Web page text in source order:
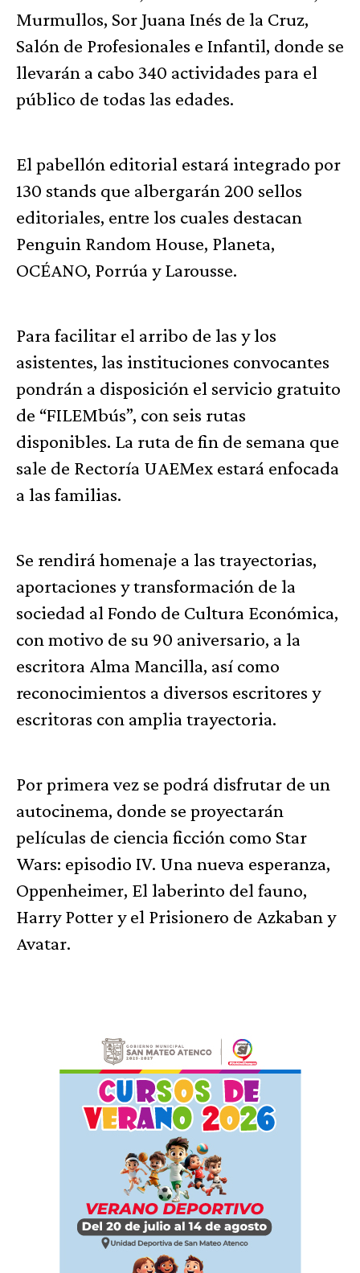
Murmullos, Sor Juana Inés de la Cruz,
Salón de Profesionales e Infantil, donde se
llevarán a cabo 340 actividades para el
público de todas las edades.
El pabellón editorial estará integrado por
130 stands que albergarán 200 sellos
editoriales, entre los cuales destacan
Penguin Random House, Planeta,
OCÉANO, Porrúa y Larousse.
Para facilitar el arribo de las y los
asistentes, las instituciones convocantes
pondrán a disposición el servicio gratuito
de “FILEMbús”, con seis rutas
disponibles. La ruta de fin de semana que
sale de Rectoría UAEMex estará enfocada
a las familias.
Se rendirá homenaje a las trayectorias,
aportaciones y transformación de la
sociedad al Fondo de Cultura Económica,
con motivo de su 90 aniversario, a la
escritora Alma Mancilla, así como
reconocimientos a diversos escritores y
escritoras con amplia trayectoria.
Por primera vez se podrá disfrutar de un
autocinema, donde se proyectarán
películas de ciencia ficción como Star
Wars: episodio IV. Una nueva esperanza,
Oppenheimer, El laberinto del fauno,
Harry Potter y el Prisionero de Azkaban y
Avatar.